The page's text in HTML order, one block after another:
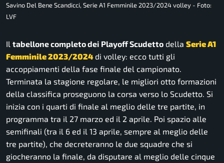
Savino Del Bene Scandicci, Serie A1 Femminile 2023/2024 volley - Foto:
LVF
Il tabellone completo dei Playoff Scudetto della Serie A1
Femminile 2023/2024 di volley: ecco tutti gli
accoppiamenti della fase finale del campionato.
Terminata la stagione regolare, le migliori otto formazioni
della classifica proseguono la corsa verso lo Scudetto. Si
inizia con i quarti di finale al meglio delle tre partite, in
programma tra il 27 marzo ed il 2 aprile. Poi spazio alle
semifinali (tra il 6 ed il 13 aprile, sempre al meglio delle
tre partite), che decreteranno le due squadre che si
giocheranno la finale, da disputare al meglio delle cinque